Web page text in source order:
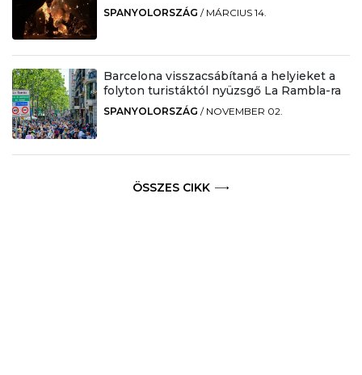
SPANYOLORSZÁG / MÁRCIUS 14.
Barcelona visszacsábítaná a helyieket a
folyton turistáktól nyüzsgő La Rambla-ra
SPANYOLORSZÁG / NOVEMBER 02.
ÖSSZES CIKK